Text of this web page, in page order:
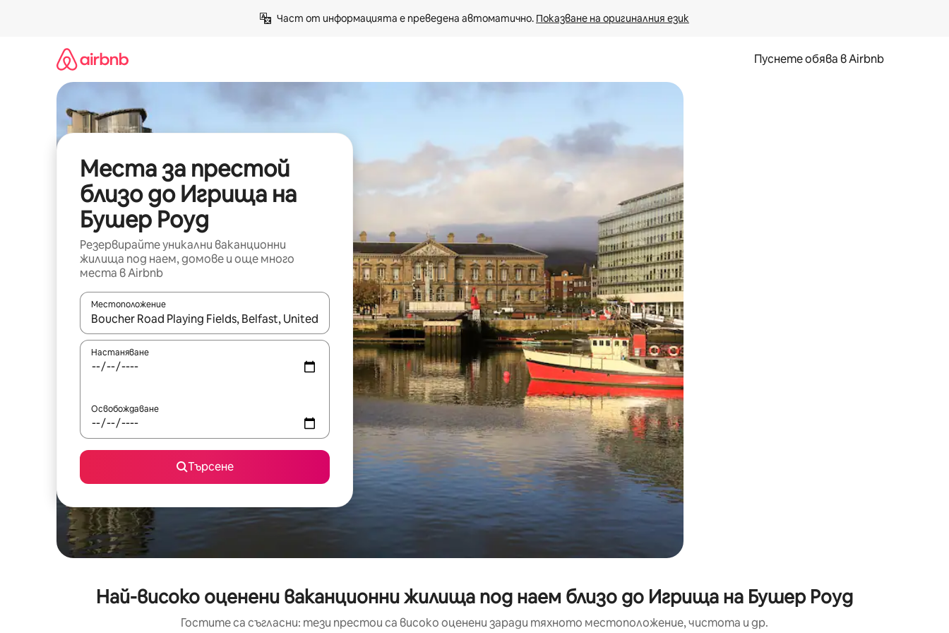
Част от информацията е преведена автоматично. Показване на оригиналния език
Пуснете обява в Airbnb
Места за престой
близо до Игрища на
Бушер Роуд
Резервирайте уникални ваканционни
жилища под наем, домове и още много
места в Airbnb
Местоположение
Когато резултатите се покажат, използвайте клавишите със стрелки нагоре и надолу или навигирайте с докосване или плъзгане.
Настаняване
Освобождаване
Търсене
Най-високо оценени ваканционни жилища под наем близо до Игрища на Бушер Роуд
Гостите са съгласни: тези престои са високо оценени заради тяхното местоположение, чистота и др.